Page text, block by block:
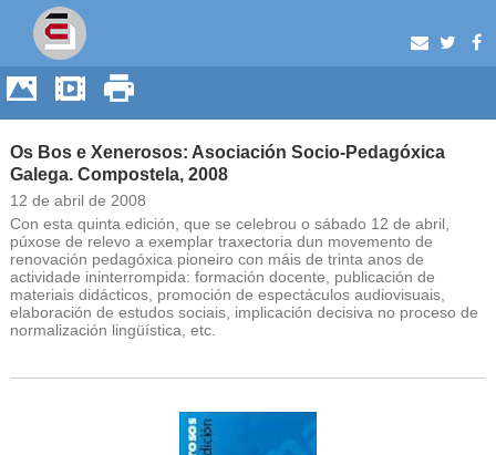
Os Bos e Xenerosos: Asociación Socio-Pedagóxica
Galega. Compostela, 2008
12 de abril de 2008
Con esta quinta edición, que se celebrou o sábado 12 de abril,
púxose de relevo a exemplar traxectoria dun movemento de
renovación pedagóxica pioneiro con máis de trinta anos de
actividade ininterrompida: formación docente, publicación de
materiais didácticos, promoción de espectáculos audiovisuais,
elaboración de estudos sociais, implicación decisiva no proceso de
normalización lingüística, etc.